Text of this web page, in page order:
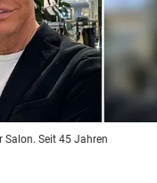
Salon. Seit 45 Jahren